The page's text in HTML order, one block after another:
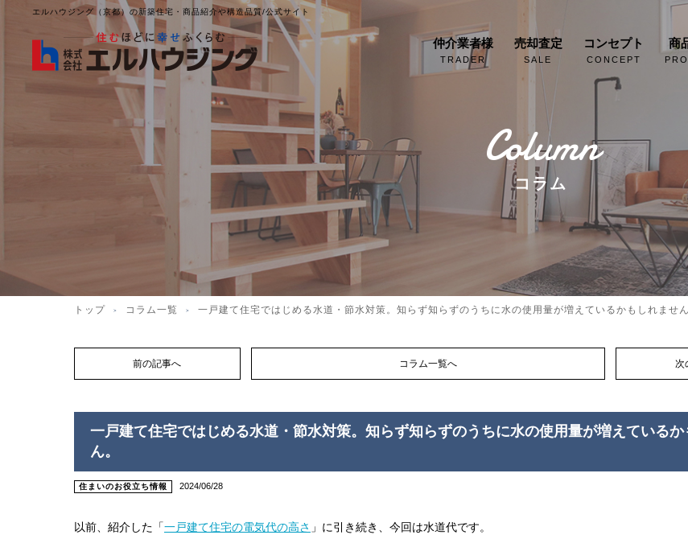
エルハウジング（京都）の新築住宅・商品紹介や構造品質/公式サイト
仲介業者様
TRADER
売却査定
SALE
コンセプト
CONCEPT
商
Column
コラム
トップ コラム一覧 一戸建て住宅ではじめる水道・節水対策。知らず知らずのうちに水の使用量が増えているかもしれません
前の記事へ コラム一覧へ 次
一戸建て住宅ではじめる水道・節水対策。知らず知らずのうちに水の使用量が増えている
ん。
住まいのお役立ち情報 2024/06/28
以前、紹介した「一戸建て住宅の電気代の高さ 」に引き続き、今回は水道代です。